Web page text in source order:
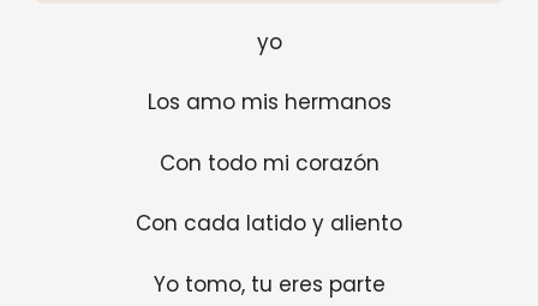
yo
Los amo mis hermanos
Con todo mi corazón
Con cada latido y aliento
Yo tomo, tu eres parte